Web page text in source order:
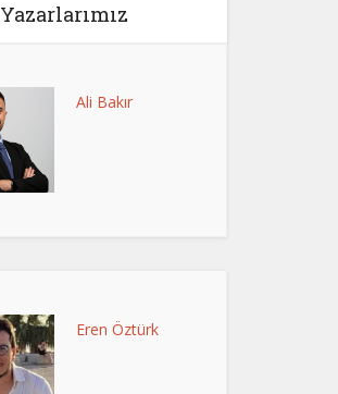
Yazarlarımız
Ali Bakır
Eren Öztürk